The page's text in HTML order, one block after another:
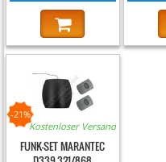
Kostenloser Versand
-21%
FUNK-SET MARANTEC